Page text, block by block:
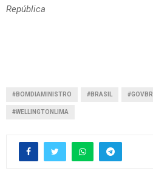
República
#BOMDIAMINISTRO #BRASIL #GOVBR
#WELLINGTONLIMA